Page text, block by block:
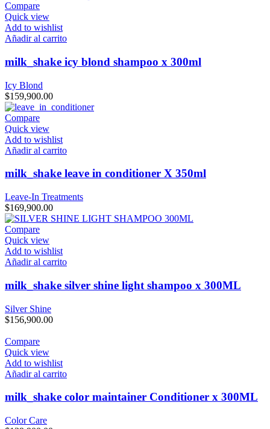
Compare
Quick view
Add to wishlist
Añadir al carrito
milk_shake icy blond shampoo x 300ml
Icy Blond
$159,900.00
Compare
Quick view
Add to wishlist
Añadir al carrito
milk_shake leave in conditioner X 350ml
Leave-In Treatments
$169,900.00
Compare
Quick view
Add to wishlist
Añadir al carrito
milk_shake silver shine light shampoo x 300ML
Silver Shine
$156,900.00
Compare
Quick view
Add to wishlist
Añadir al carrito
milk_shake color maintainer Conditioner x 300ML
Color Care